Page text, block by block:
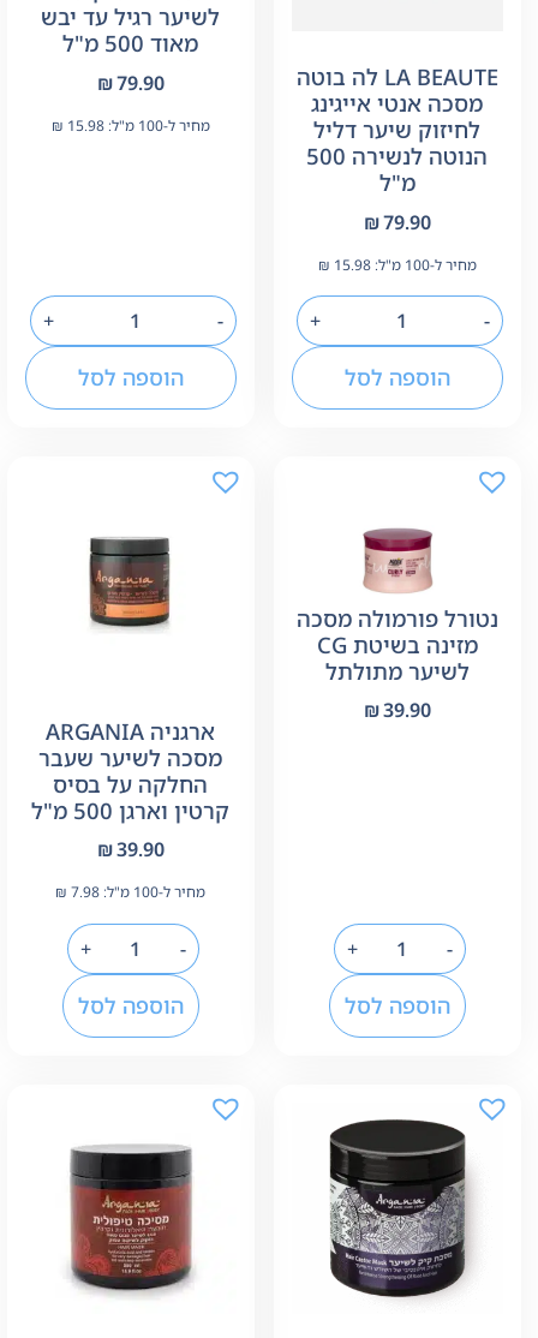
LA BEAUTE לה בוטה
מסכה אנטי אייגינג
לחיזוק שיער דליל
הנוטה לנשירה 500
מ"ל
₪79.90
מחיר ל-100 מ"ל: ₪ 15.98
-
+
הוספה לסל
לשיער רגיל עד יבש
מאוד 500 מ"ל
₪79.90
מחיר ל-100 מ"ל: ₪ 15.98
-
+
הוספה לסל
נטורל פורמולה מסכה
מזינה בשיטת CG
לשיער מתולתל
₪39.90
-
+
הוספה לסל
ארגניה ARGANIA
מסכה לשיער שעבר
החלקה על בסיס
קרטין וארגן 500 מ"ל
₪39.90
מחיר ל-100 מ"ל: ₪ 7.98
-
+
הוספה לסל